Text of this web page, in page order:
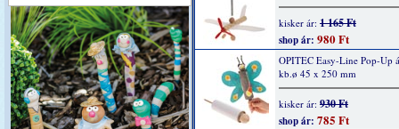
kisker ár: 1 165 Ft
shop ár: 980 Ft
OPITEC Easy-Line Pop-Up
kb.ø 45 x 250 mm
kisker ár: 930 Ft
shop ár: 785 Ft